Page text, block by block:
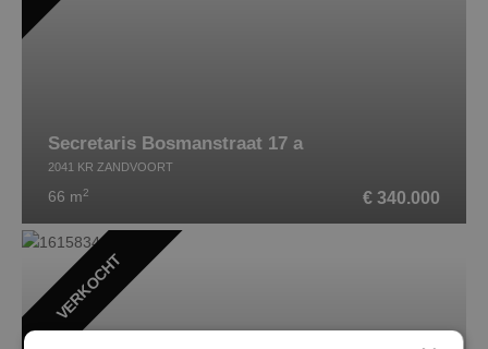
Secretaris Bosmanstraat 17 a
2041 KR ZANDVOORT
66 m2 € 340.000
VERKOCHT